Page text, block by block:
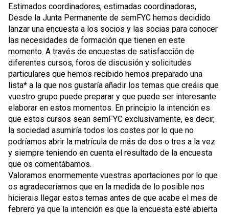
Estimados coordinadores, estimadas coordinadoras,
Desde la Junta Permanente de semFYC hemos decidido
lanzar una encuesta a los socios y las socias para conocer
las necesidades de formación que tienen en este
momento. A través de encuestas de satisfacción de
diferentes cursos, foros de discusión y solicitudes
particulares que hemos recibido hemos preparado una
lista* a la que nos gustaría añadir los temas que creáis que
vuestro grupo puede preparar y que puede ser interesante
elaborar en estos momentos. En principio la intención es
que estos cursos sean semFYC exclusivamente, es decir,
la sociedad asumiría todos los costes por lo que no
podríamos abrir la matrícula de más de dos o tres a la vez
y siempre teniendo en cuenta el resultado de la encuesta
que os comentábamos.
Valoramos enormemente vuestras aportaciones por lo que
os agradeceríamos que en la medida de lo posible nos
hicierais llegar estos temas antes de que acabe el mes de
febrero ya que la intención es que la encuesta esté abierta